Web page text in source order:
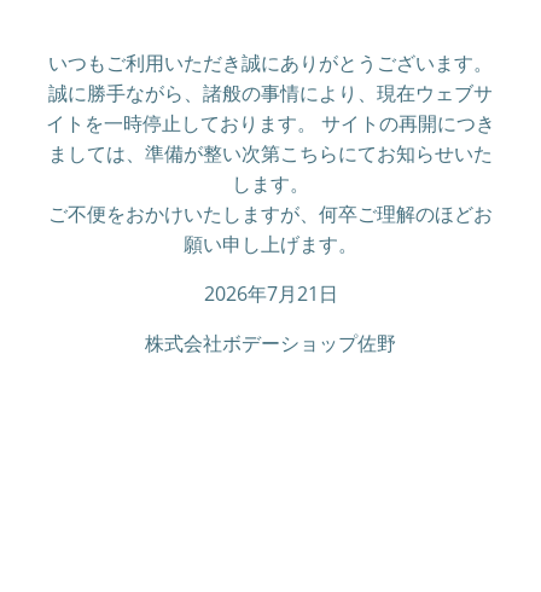
いつもご利用いただき誠にありがとうございます。
誠に勝手ながら、諸般の事情により、現在ウェブサ
イトを一時停止しております。 サイトの再開につき
ましては、準備が整い次第こちらにてお知らせいた
します。
ご不便をおかけいたしますが、何卒ご理解のほどお
願い申し上げます。
2026年7月21日
株式会社ボデーショップ佐野